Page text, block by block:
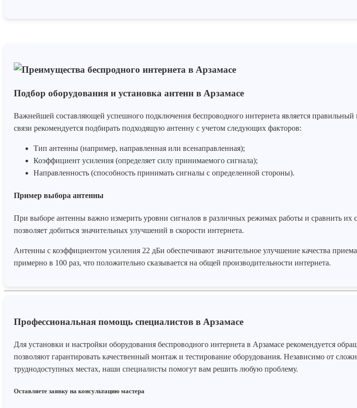
Подбор оборудования и установка антенн в Арзамасе
Важнейшей составляющей успешного подключения беспроводного интернета является
связи рекомендуется подбирать подходящую антенну с учетом следующих факторов:
Тип антенны (например, направленная или всенаправленная);
Коэффициент усиления (определяет силу принимаемого сигнала);
Направленность (способность принимать сигналы с определенной стороны).
Пример выбора антенны
При выборе антенны важно измерить уровни сигналов в различных режимах работы и сравнить их
позволяет добиться значительных улучшений в скорости интернета.
Антенны с коэффициентом усиления 22 дБи обеспечивают значительное улучшение качества
примерно в 100 раз, что положительно сказывается на общей производительности интернета.
Профессиональная помощь специалистов в Арзамасе
Для установки и настройки оборудования беспроводного интернета в Арзамасе рекомендуется
позволяют гарантировать качественный монтаж и тестирование оборудования. Независимо от
труднодоступных местах, наши специалисты помогут вам решить любую проблему.
Оставляете заявку на консультацию мастера